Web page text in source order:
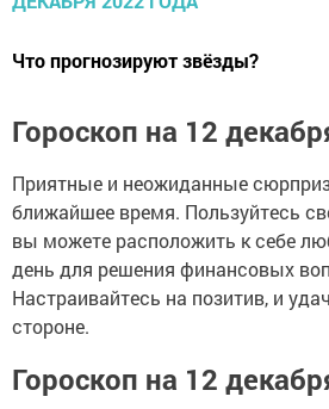
Что прогнозируют звёзды?
Гороскоп на 12
Приятные и неожиданные
ближайшее время. Пользуйтесь
вы можете расположить к себе
день для решения финансовых
Настраивайтесь на позитив, и
стороне.
Гороскоп на 12